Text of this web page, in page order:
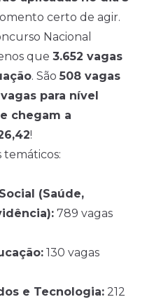
certo de agir.
Nacional
que 3.652 vagas
. São 508 vagas
para nível
chegam a
!
temáticos:
(Saúde,
789 vagas
130 vagas
e Tecnologia: 212